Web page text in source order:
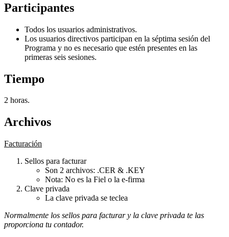
Participantes
Todos los usuarios administrativos.
Los usuarios directivos participan en la séptima sesión del
Programa y no es necesario que estén presentes en las
primeras seis sesiones.
Tiempo
2 horas.
Archivos
Facturación
Sellos para facturar
Son 2 archivos: .CER & .KEY
Nota: No es la Fiel o la e-firma
Clave privada
La clave privada se teclea
Normalmente los sellos para facturar y la clave privada te las
proporciona tu contador.